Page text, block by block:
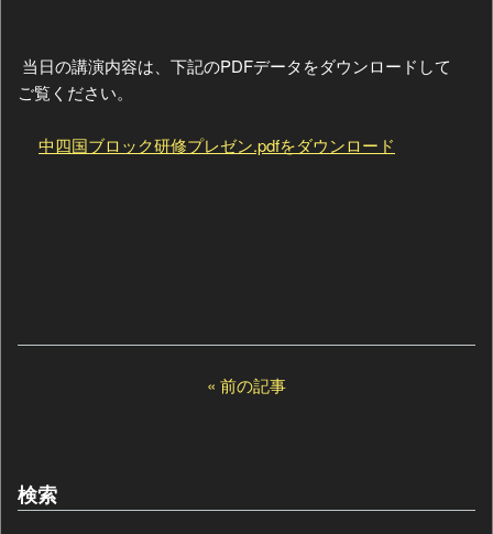
当日の講演内容は、下記のPDFデータをダウンロードして
ご覧ください。
中四国ブロック研修プレゼン.pdfをダウンロード
前の記事
検索